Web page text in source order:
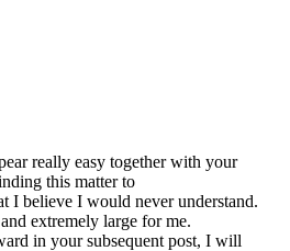
really easy together with your
this matter to
I believe I would never understand.
extremely large for me.
in your subsequent post, I will